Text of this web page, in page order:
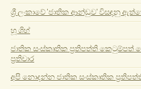
ශ්‍රී ලංකාවේ 'ජාතික ආන්ඩුව' විසඳනු
හූ ශිහ්
ජාතික සංස්කෘතික ප්‍රතිපත්ති කෙටුම්පත්
ප්‍රතිචාර
අපි නොදන්න ජාතික සංස්කෘතික